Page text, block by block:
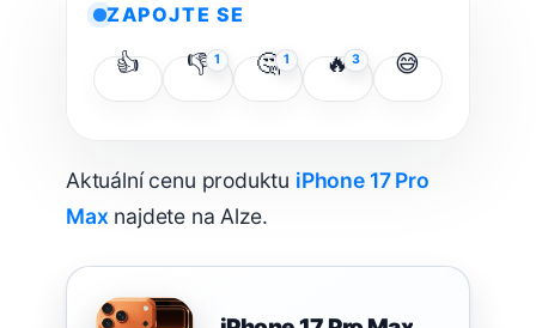
ZAPOJTE SE
👍 👎 1 🤔 1 🔥 3 😅
Aktuální cenu produktu iPhone 17 Pro
Max najdete na Alze.